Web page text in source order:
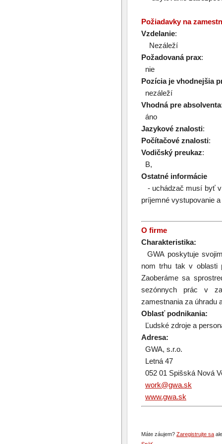
Požiadavky na
Vzdelanie:
Nezáleží
Požadovaná prax:
nie
Pozícia je vhodnejšia
nezáleží
Vhodná pre absolventa
áno
Jazykové znalosti:
Počítačové znalosti:
Vodičský preukaz:
B,
Ostatné informácie
- uchádzač musí byť v
príjemné vystupovanie a
O firme
Charakteristika:
GWA poskytuje
nom trhu tak v oblasti
Zaoberáme sa
sezónnych prác v
zamestnania za úhradu
Oblasť podnikania:
Ľudské zdroje a
Adresa:
GWA, s.r.o.
Letná 47
052 01 Spišská Nová
work@gwa.sk
www.gwa.sk
Máte záujem? Zaregistrujte sa